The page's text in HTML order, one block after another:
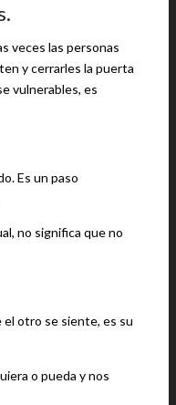
veces las personas
y cerrarles la puerta
vulnerables, es
Es un paso
no significa que no
el otro se siente, es su
o pueda y nos